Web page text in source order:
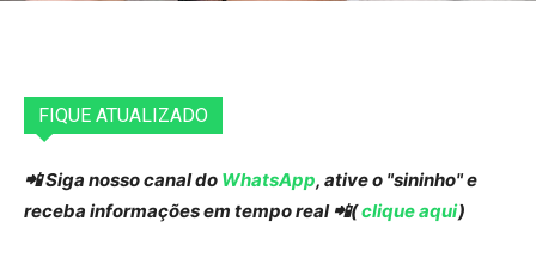
FIQUE ATUALIZADO
📲 Siga nosso canal do WhatsApp, ative o "sininho" e
receba informações em tempo real 📲(clique aqui)